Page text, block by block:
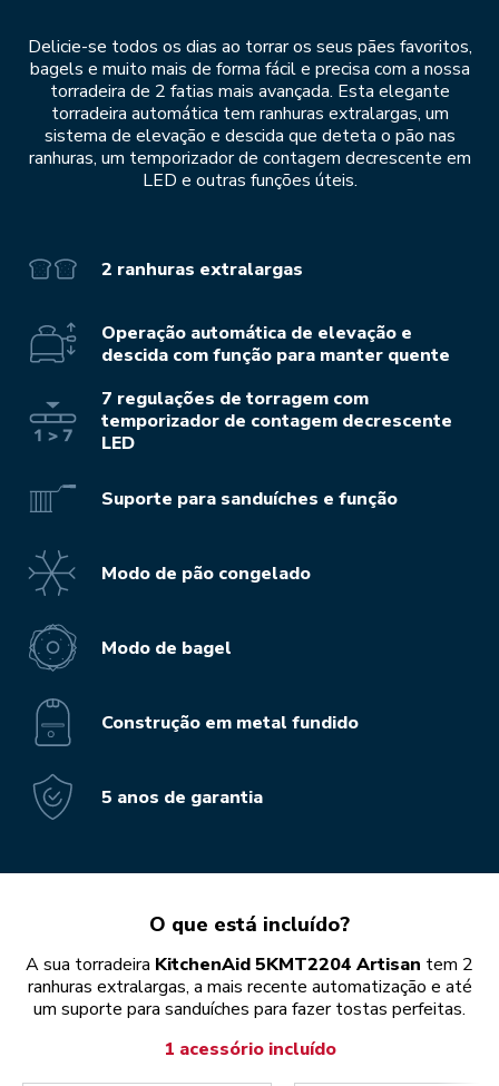
Delicie-se todos os dias ao torrar os seus pães favoritos,
bagels e muito mais de forma fácil e precisa com a nossa
torradeira de 2 fatias mais avançada. Esta elegante
torradeira automática tem ranhuras extralargas, um
sistema de elevação e descida que deteta o pão nas
ranhuras, um temporizador de contagem decrescente em
LED e outras funções úteis.
2 ranhuras extralargas
Operação automática de elevação e
descida com função para manter quente
7 regulações de torragem com
temporizador de contagem decrescente
LED
Suporte para sanduíches e função
Modo de pão congelado
Modo de bagel
Construção em metal fundido
5 anos de garantia
O que está incluído?
A sua torradeira KitchenAid 5KMT2204 Artisan tem 2
ranhuras extralargas, a mais recente automatização e até
um suporte para sanduíches para fazer tostas perfeitas.
1 acessório incluído